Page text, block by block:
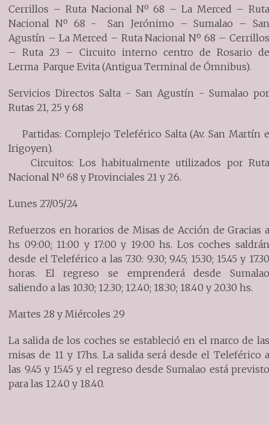
Cerrillos – Ruta Nacional Nº 68 – La Merced – Ruta
Nacional Nº 68 - San Jerónimo – Sumalao – San
Agustín – La Merced – Ruta Nacional Nº 68 – Cerrillos
– Ruta 23 – Circuito interno centro de Rosario de
Lerma Parque Evita (Antigua Terminal de Ómnibus).
Servicios Directos Salta - San Agustín - Sumalao por
Rutas 21, 25 y 68
Partidas: Complejo Teleférico Salta (Av. San Martín e
Irigoyen).
Circuitos: Los habitualmente utilizados por Ruta
Nacional Nº 68 y Provinciales 21 y 26.
Lunes 27/05/24
Refuerzos en horarios de Misas de Acción de Gracias a
hs 09:00; 11:00 y 17:00 y 19:00 hs. Los coches saldrán
desde el Teleférico a las 7.30: 9.30; 9.45; 15.30; 15.45 y 17.30
horas. El regreso se emprenderá desde Sumalao
saliendo a las 10.30; 12.30; 12.40; 18.30; 18.40 y 20.30 hs.
Martes 28 y Miércoles 29
La salida de los coches se estableció en el marco de las
misas de 11 y 17hs. La salida será desde el Teleférico a
las 9.45 y 15.45 y el regreso desde Sumalao está previsto
para las 12.40 y 18.40.